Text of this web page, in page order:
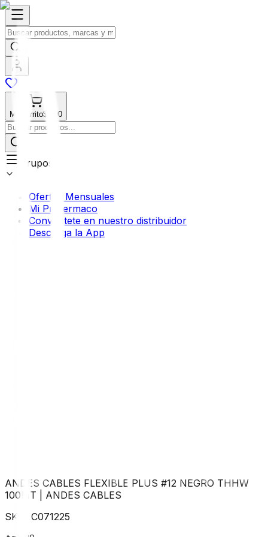
Mi Carrito$0.00
Grupos
Ofertas Mensuales
Mi Profermaco
Conviértete en nuestro distribuidor
Descarga la App
ANDES CABLES FLEXIBLE PLUS #12 NEGRO THHW
100MT
ANDES CABLES
SKU: C071225